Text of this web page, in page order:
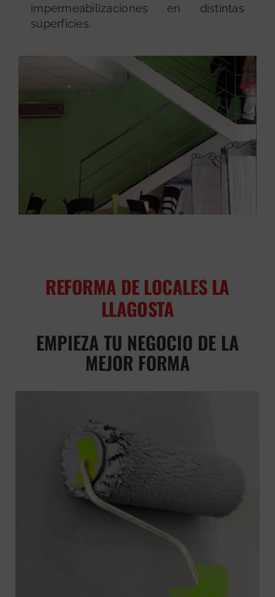
impermeabilizaciones en distintas
superficies.
REFORMA DE LOCALES LA
LLAGOSTA
EMPIEZA TU NEGOCIO DE LA
MEJOR FORMA